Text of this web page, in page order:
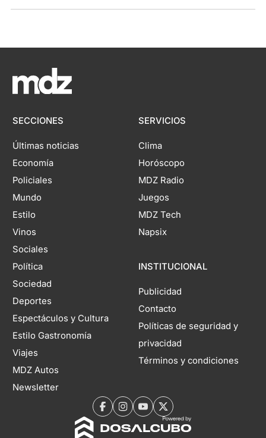
SECCIONES
Últimas noticias
Economía
Policiales
Mundo
Estilo
Vinos
Sociales
Política
Sociedad
Deportes
Espectáculos y Cultura
Estilo Gastronomía
Viajes
MDZ Autos
Newsletter
SERVICIOS
Clima
Horóscopo
MDZ Radio
Juegos
MDZ Tech
Napsix
INSTITUCIONAL
Publicidad
Contacto
Políticas de seguridad y
privacidad
Términos y condiciones